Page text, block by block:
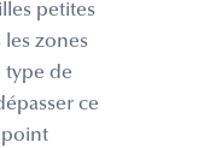
petites
les zones
type de
ce
point